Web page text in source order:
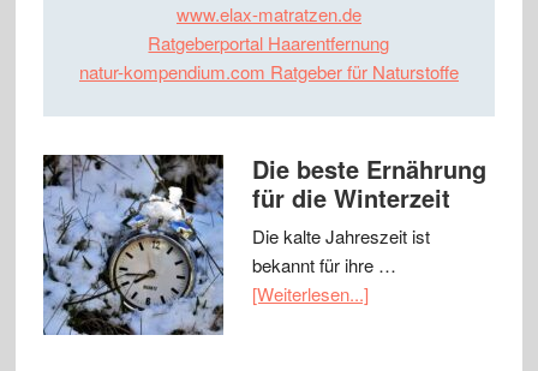
www.elax-matratzen.de
Ratgeberportal Haarentfernung
natur-kompendium.com Ratgeber für Naturstoffe
Die beste Ernährung
für die Winterzeit
Die kalte Jahreszeit ist
bekannt für ihre …
[Weiterlesen...]